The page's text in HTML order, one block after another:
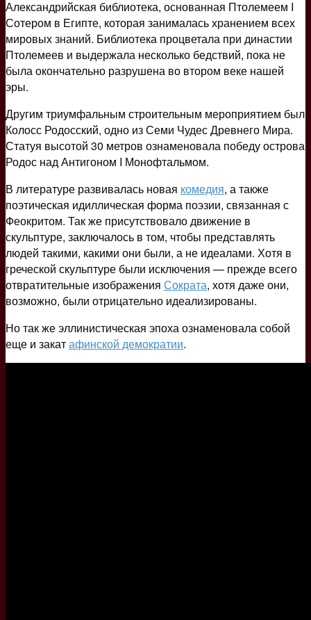
Александрийская библиотека, основанная Птолемеем I
Сотером в Египте, которая занималась хранением всех
мировых знаний. Библиотека процветала при династии
Птолемеев и выдержала несколько бедствий, пока не
была окончательно разрушена во втором веке нашей
эры.
Другим триумфальным строительным мероприятием был
Колосс Родосский, одно из Семи Чудес Древнего Мира.
Статуя высотой 30 метров ознаменовала победу острова
Родос над Антигоном I Монофтальмом.
В литературе развивалась новая комедия, а также
поэтическая идиллическая форма поэзии, связанная с
Феокритом. Так же присутствовало движение в
скульптуре, заключалось в том, чтобы представлять
людей такими, какими они были, а не идеалами. Хотя в
греческой скульптуре были исключения — прежде всего
отвратительные изображения Сократа, хотя даже они,
возможно, были отрицательно идеализированы.
Но так же эллинистическая эпоха ознаменовала собой
еще и закатафинской демократии.